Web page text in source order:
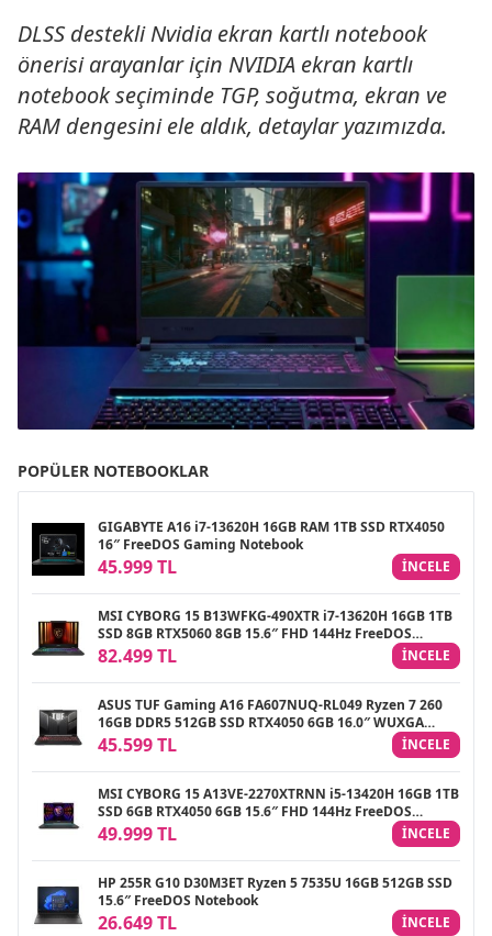
DLSS destekli Nvidia ekran kartlı notebook
önerisi arayanlar için NVIDIA ekran kartlı
notebook seçiminde TGP, soğutma, ekran ve
RAM dengesini ele aldık, detaylar yazımızda.
POPÜLER NOTEBOOKLAR
GIGABYTE A16 i7-13620H 16GB RAM 1TB SSD RTX4050
16″ FreeDOS Gaming Notebook
45.999 TL INCELE
MSI CYBORG 15 B13WFKG-490XTR i7-13620H 16GB 1TB
SSD 8GB RTX5060 8GB 15.6″ FHD 144Hz FreeDOS
Gaming Notebook
82.499 TL INCELE
ASUS TUF Gaming A16 FA607NUQ-RL049 Ryzen 7 260
16GB DDR5 512GB SSD RTX4050 6GB 16.0″ WUXGA
144Hz IPS FreeDOS Gaming Laptop
45.599 TL INCELE
MSI CYBORG 15 A13VE-2270XTRNN i5-13420H 16GB 1TB
SSD 6GB RTX4050 6GB 15.6″ FHD 144Hz FreeDOS
Gaming Notebook
49.999 TL INCELE
HP 255R G10 D30M3ET Ryzen 5 7535U 16GB 512GB SSD
15.6″ FreeDOS Notebook
26.649 TL INCELE